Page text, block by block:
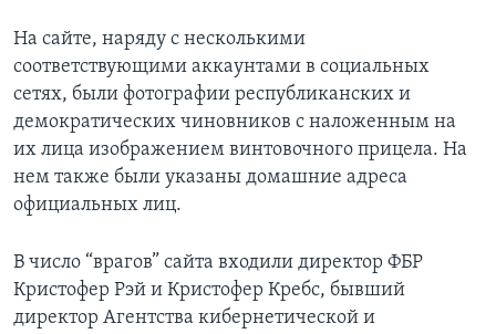
На сайте, наряду с несколькими
соответствующими аккаунтами в социальных
сетях, были фотографии республиканских и
демократических чиновников с наложенным на
их лица изображением винтовочного прицела. На
нем также были указаны домашние адреса
официальных лиц.
В число “врагов” сайта входили директор ФБР
Кристофер Рэй и Кристофер Кребс, бывший
директор Агентства кибернетической и